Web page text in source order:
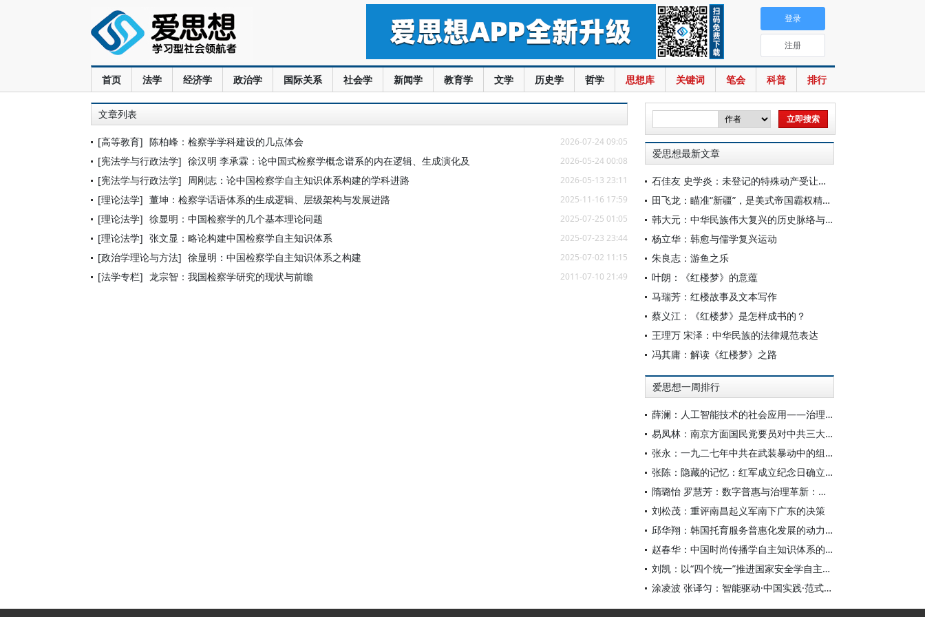
首页 法学 经济学 政治学 国际关系 社会学 新闻学 教育学 文学 历史学 哲学 思想库 关键词 笔会 科普 排行
登录
注册
文章列表
[高等教育] 陈柏峰：检察学学科建设的几点体会 2026-07-24 09:05
[宪法学与行政法学] 徐汉明 李承霖：论中国式检察学概念谱系的内在逻辑、生成演化及 2026-05-24 00:08
[宪法学与行政法学] 周刚志：论中国检察学自主知识体系构建的学科进路 2026-05-13 23:11
[理论法学] 董坤：检察学话语体系的生成逻辑、层级架构与发展进路 2025-11-16 17:59
[理论法学] 徐显明：中国检察学的几个基本理论问题 2025-07-25 01:05
[理论法学] 张文显：略论构建中国检察学自主知识体系 2025-07-23 23:44
[政治学理论与方法] 徐显明：中国检察学自主知识体系之构建 2025-07-02 11:15
[法学专栏] 龙宗智：我国检察学研究的现状与前瞻 2011-07-10 21:49
爱思想最新文章
石佳友 史学炎：未登记的特殊动产受让人排除强制执行问题研究
田飞龙：瞄准“新疆”，是美式帝国霸权精心酝酿的专项行动
韩大元：中华民族伟大复兴的历史脉络与宪法内涵
杨立华：韩愈与儒学复兴运动
朱良志：游鱼之乐
叶朗：《红楼梦》的意蕴
马瑞芳：红楼故事及文本写作
蔡义江：《红楼梦》是怎样成书的？
王理万 宋泽：中华民族的法律规范表达
冯其庸：解读《红楼梦》之路
爱思想一周排行
薛澜：人工智能技术的社会应用——治理挑战
易凤林：南京方面国民党要员对中共三大起义的反应
张永：一九二七年中共在武装暴动中的组织转型
张陈：隐藏的记忆：红军成立纪念日确立前中共对南昌起义的纪念
隋璐怡 罗慧芳：数字普惠与治理革新：中国人工智能赋能全球南方发展
刘松茂：重评南昌起义军南下广东的决策
邱华翔：韩国托育服务普惠化发展的动力机制、制度路径与政策效应
赵春华：中国时尚传播学自主知识体系的内在逻辑与实践路径
刘凯：以“四个统一”推进国家安全学自主知识体系构建
涂凌波 张译匀：智能驱动·中国实践·范式创新：“构建中国新闻传播学自主知识体系”专题研讨会综述